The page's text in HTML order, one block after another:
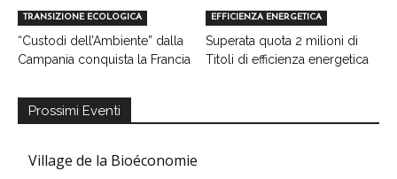
TRANSIZIONE ECOLOGICA
“Custodi dell’Ambiente” dalla
Campania conquista la Francia
EFFICIENZA ENERGETICA
Superata quota 2 milioni di
Titoli di efficienza energetica
Prossimi Eventi
Village de la Bioéconomie